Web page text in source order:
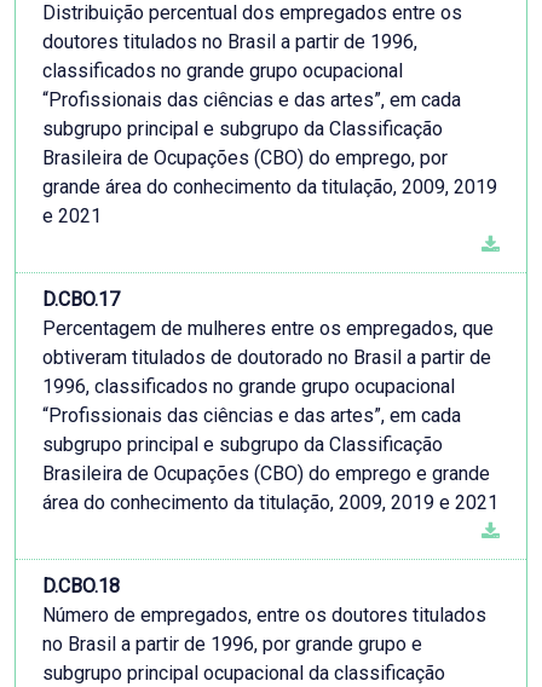
Distribuição percentual dos empregados entre os
doutores titulados no Brasil a partir de 1996,
classificados no grande grupo ocupacional
“Profissionais das ciências e das artes”, em cada
subgrupo principal e subgrupo da Classificação
Brasileira de Ocupações (CBO) do emprego, por
grande área do conhecimento da titulação, 2009, 2019
e 2021
D.CBO.17
Percentagem de mulheres entre os empregados, que
obtiveram titulados de doutorado no Brasil a partir de
1996, classificados no grande grupo ocupacional
“Profissionais das ciências e das artes”, em cada
subgrupo principal e subgrupo da Classificação
Brasileira de Ocupações (CBO) do emprego e grande
área do conhecimento da titulação, 2009, 2019 e 2021
D.CBO.18
Número de empregados, entre os doutores titulados
no Brasil a partir de 1996, por grande grupo e
subgrupo principal ocupacional da classificação